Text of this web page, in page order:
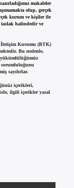
makaleler
olup, gerçek
kurum ve kişiler ile
halindedir ve
İletişim Kurumu (BTK)
Bu nedenle,
yükümlülüğümüz
sorumluluğunu
sayılırlar.
içerikleri,
ilgili içerikler yasal